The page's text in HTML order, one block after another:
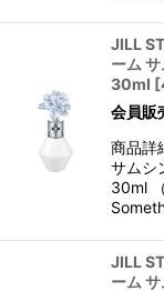
JILL
ーム
30ml [
会員販
商品詳
サムシ
30ml
JILL
ーム